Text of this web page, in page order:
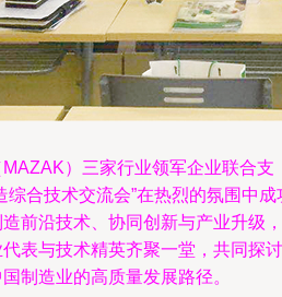
）三家行业领军企业联合支
综合技术交流会”在热烈的氛围中成
前沿技术、协同创新与产业升级，
表与技术精英齐聚一堂，共同探讨
制造业的高质量发展路径。